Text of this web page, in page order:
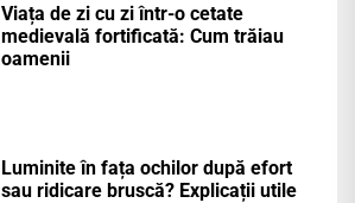
Viața de zi cu zi într-o cetate
medievală fortificată: Cum trăiau
oamenii
Luminite în fața ochilor după efort
sau ridicare bruscă? Explicații utile